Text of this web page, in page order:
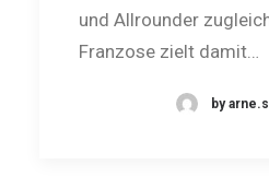
und Allrounder
Franzose zielt damit…
by